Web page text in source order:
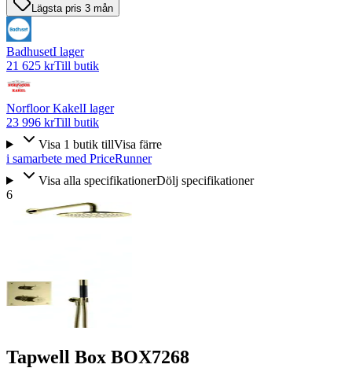
Lägsta pris 3 mån
BadhusetI lager
21 625 krTill butik
Norfloor KakelI lager
23 996 krTill butik
Visa 1 butik tillVisa färre
i samarbete med PriceRunner
Visa alla specifikationerDölj specifikationer
6
Tapwell Box BOX7268